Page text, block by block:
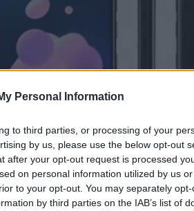
Personal Information
to third parties, or processing of your
by us, please use the below opt-out
after your opt-out request is processed
on personal information utilized by us
to your opt-out. You may separately
by third parties on the IAB’s list of